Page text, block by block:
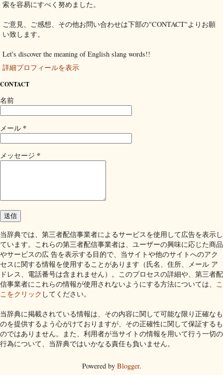
索を容易にすべく努めました。
ご意見、ご感想、その他お問い合わせは下部の"CONTACT"よりお願
い致します。
Let's discover the meaning of English slang words!!
詳細プロフィールを表示
CONTACT
名前
メール *
メッセージ *
当辞典では、第三者配信事業者によるサービスを使用して広告を表示し
ています。これらの第三者配信事業者は、ユーザーの興味に応じた商品
やサービスの広 告を表示する目的で、当サイトや他のサイトへのアク
セスに関する情報を使用することがあります（氏名、住所、メール ア
ドレス、電話番号は含まれません）。このプロセスの詳細や、第三者配
信事業者にこれらの情報が使用されないようにする方法については、
こ
こをクリック してください。
当辞典に掲載されている情報は、その内容に関して可能な限り正確なも
のを提供するよう心がけておりますが、その正確性に関して保証するも
のではありません。また、利用者が当サイトの情報を用いて行う一切の
行為について、当辞典ではいかなる責任も負いません。
Powered by Blogger.